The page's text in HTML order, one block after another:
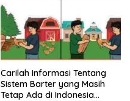
Carilah Informasi Tentang
Sistem Barter yang Masih
Tetap Ada di Indonesia